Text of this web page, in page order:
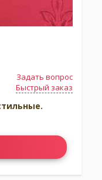
Задать вопрос
Быстрый заказ